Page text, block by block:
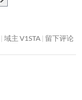
域主 V1STA 留下评论